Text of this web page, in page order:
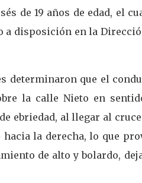
de 19 años de edad, el
a disposición en la
determinaron que el
la calle Nieto en
ebriedad, al llegar al
la derecha, lo que
de alto y bolardo,